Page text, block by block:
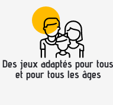
Des jeux adaptés pour tous
et pour tous les âges